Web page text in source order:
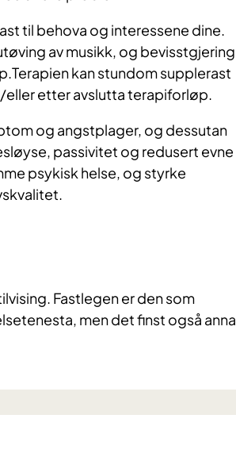
til behova og interessene dine.
av musikk, og bevisstgjering
kan stundom supplerast
etter avslutta terapiforløp.
og angstplager, og dessutan
passivitet og redusert evne
psykisk helse, og styrke
Fastlegen er den som
men det finst også anna